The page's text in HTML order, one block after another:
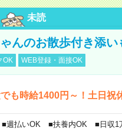
未読
んのお散歩付き添
OK WEB登録・面接OK
時給1400円～！土日祝
週払いOK ■扶養内OK ■日収1